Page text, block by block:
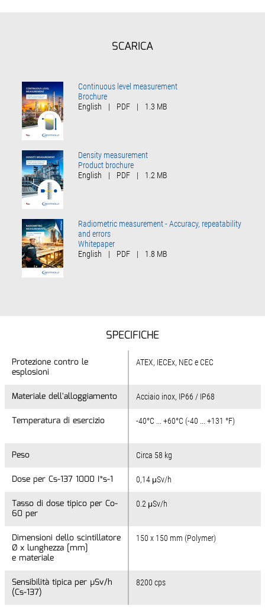
SCARICA
Continuous level measurement
Brochure
English
| PDF | 1.3 MB
Density measurement
Product brochure
English
| PDF | 1.2 MB
Radiometric measurement - Accuracy, repeatability
and errors
Whitepaper
English
| PDF | 1.8 MB
SPECIFICHE
Protezione contro le
esplosioni
Materiale dell'alloggiamento
Temperatura di esercizio
Peso
Dose per Cs-137 1000 I*s-1
Tasso di dose tipico per Co-
60 per
Dimensioni dello scintillatore
Ø x lunghezza [mm]
e materiale
Sensibilità tipica per µSv/h
(Cs-137)
Protezione contro le
esplosioni
ATEX, IECEx, NEC e CEC
Materiale dell'alloggiamento Acciaio inox, IP66 / IP68
Temperatura di esercizio -40°C ... +60°C (-40 ... +131 °F)
Peso Circa 58 kg
Dose per Cs-137 1000 I*s-1 0,14 μSv/h
Tasso di dose tipico per Co-
60 per
0.2 μSv/h
Dimensioni dello scintillatore
Ø x lunghezza [mm]
e materiale
150 x 150 mm (Polymer)
Sensibilità tipica per µSv/h
(Cs-137)
8200 cps